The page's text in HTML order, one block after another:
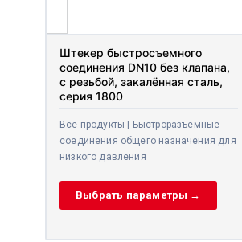
Штекер быстросъемного
соединения DN10 без клапана,
с резьбой, закалённая сталь,
серия 1800
Все продукты | Быстроразъемные
соединения общего назначения
для низкого давления
Выбрать параметры →